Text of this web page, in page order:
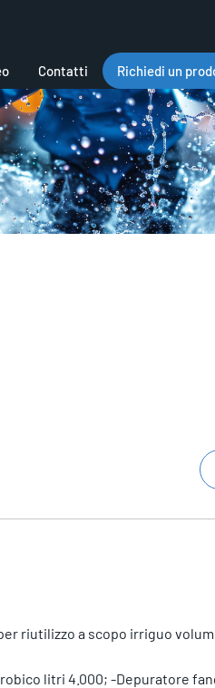
Contatti Richiedi un
riutilizzo a scopo irriguo
litri 4.000; -Depuratore